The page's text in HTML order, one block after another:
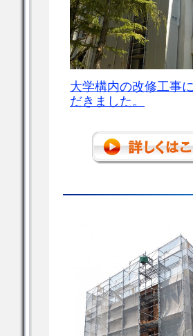
大学構内の改修工事
だきました。